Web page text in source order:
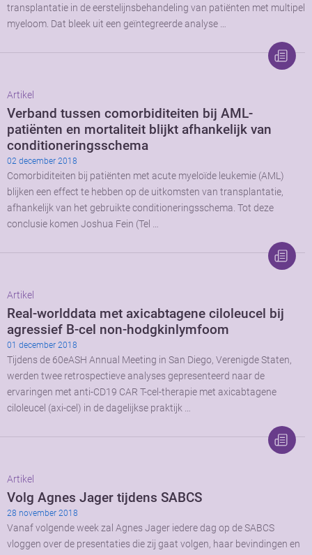
transplantatie in de eerstelijnsbehandeling van patiënten met multipel
myeloom. Dat bleek uit een geïntegreerde analyse …
Artikel
Verband tussen comorbiditeiten bij AML-
patiënten en mortaliteit blijkt afhankelijk van
conditioneringsschema
02 december 2018
Comorbiditeiten bij patiënten met acute myeloïde leukemie (AML)
blijken een effect te hebben op de uitkomsten van transplantatie,
afhankelijk van het gebruikte conditioneringsschema. Tot deze
conclusie komen Joshua Fein (Tel …
Artikel
Real-worlddata met axicabtagene ciloleucel bij
agressief B-cel non-hodgkinlymfoom
01 december 2018
Tijdens de 60eASH Annual Meeting in San Diego, Verenigde Staten,
werden twee retrospectieve analyses gepresenteerd naar de
ervaringen met anti-CD19 CAR T-cel-therapie met axicabtagene
ciloleucel (axi-cel) in de dagelijkse praktijk …
Artikel
Volg Agnes Jager tijdens SABCS
28 november 2018
Vanaf volgende week zal Agnes Jager iedere dag op de SABCS
vloggen over de presentaties die zij gaat volgen, haar bevindingen en